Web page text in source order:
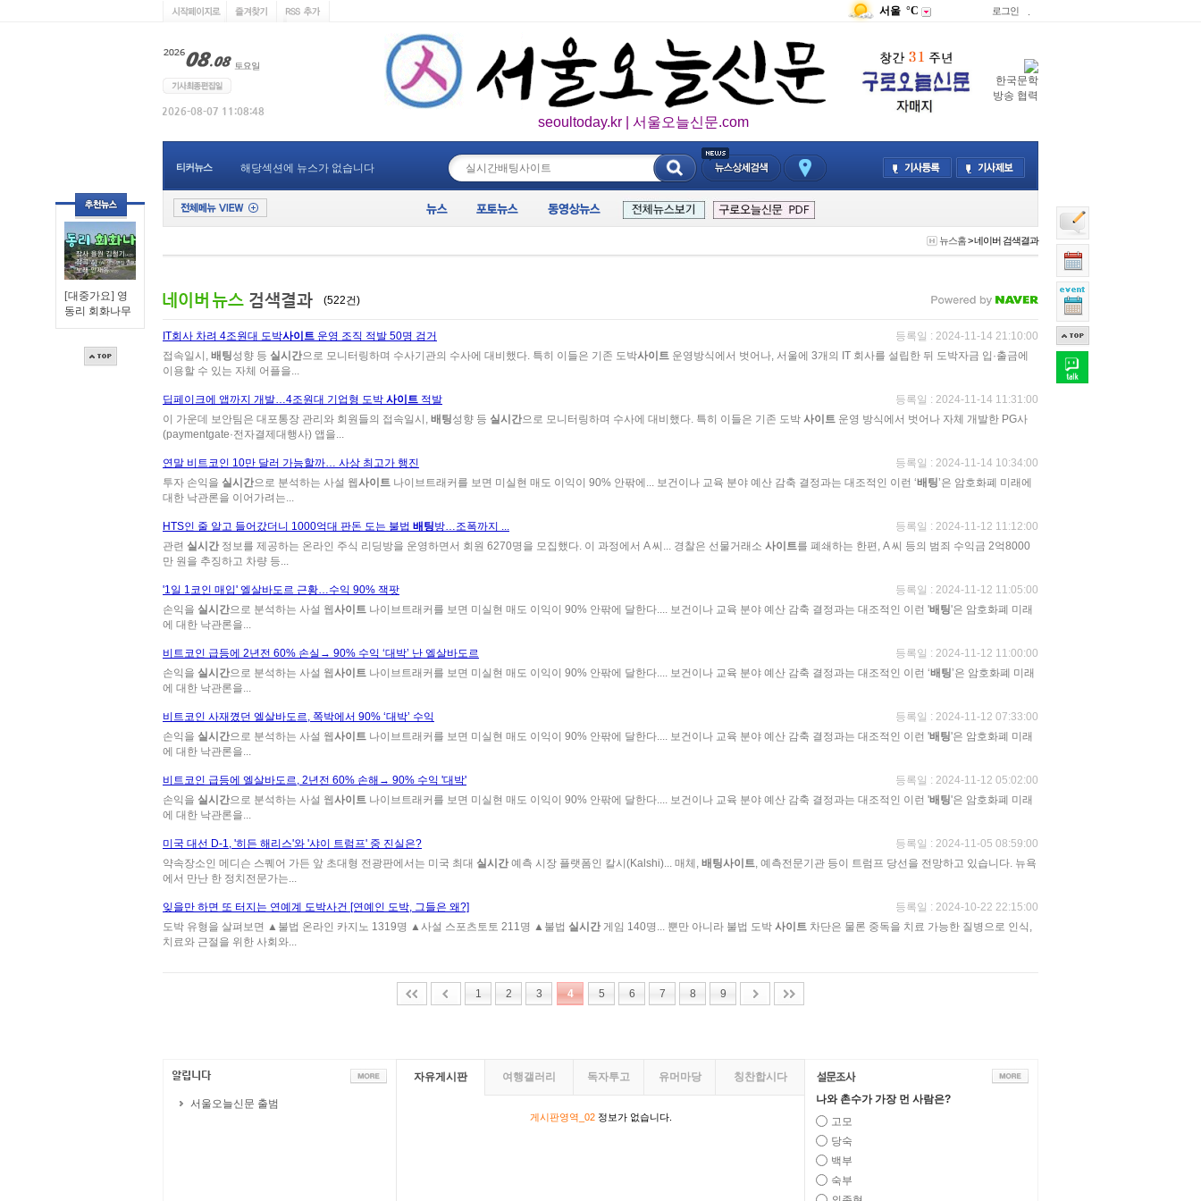
[대중가요] 영
동리 회화나무
서울 °C 로그인
seoultoday.kr | 서울오늘신문.com
한국문학
방송 협력
티커뉴스 해당섹션에 뉴스가 없습니다
뉴스홈>네이버 검색결과
(522건)
IT회사 차려 4조원대 도박사이트 운영 조직 적발 50명 검거
등록일 : 2024-11-14 21:10:00
접속일시, 배팅성향 등 실시간으로 모니터링하며 수사기관의 수사에 대비했다. 특히 이들은 기존 도박사이트 운영방식에서 벗어나, 서울에 3개의 IT 회사를 설립한 뒤 도박자금 입·출금에
이용할 수 있는 자체 어플을...
딥페이크에 앱까지 개발…4조원대 기업형 도박 사이트 적발
등록일 : 2024-11-14 11:31:00
이 가운데 보안팀은 대포통장 관리와 회원들의 접속일시, 배팅성향 등 실시간으로 모니터링하며 수사에 대비했다. 특히 이들은 기존 도박 사이트 운영 방식에서 벗어나 자체 개발한 PG사
(paymentgate·전자결제대행사) 앱을...
연말 비트코인 10만 달러 가능할까… 사상 최고가 행진
등록일 : 2024-11-14 10:34:00
투자 손익을 실시간으로 분석하는 사설 웹사이트 나이브트래커를 보면 미실현 매도 이익이 90% 안팎에... 보건이나 교육 분야 예산 감축 결정과는 대조적인 이런 ‘배팅’은 암호화폐 미래에
대한 낙관론을 이어가려는...
HTS인 줄 알고 들어갔더니 1000억대 판돈 도는 불법 배팅방…조폭까지 ...
등록일 : 2024-11-12 11:12:00
관련 실시간 정보를 제공하는 온라인 주식 리딩방을 운영하면서 회원 6270명을 모집했다. 이 과정에서 A 씨... 경찰은 선물거래소 사이트를 폐쇄하는 한편, A 씨 등의 범죄 수익금 2억8000
만 원을 추징하고 차량 등...
'1일 1코인 매입' 엘살바도르 근황…수익 90% 잭팟
등록일 : 2024-11-12 11:05:00
손익을 실시간으로 분석하는 사설 웹사이트 나이브트래커를 보면 미실현 매도 이익이 90% 안팎에 달한다.... 보건이나 교육 분야 예산 감축 결정과는 대조적인 이런 '배팅'은 암호화폐 미래
에 대한 낙관론을...
비트코인 급등에 2년전 60% 손실→ 90% 수익 ‘대박’ 난 엘살바도르
등록일 : 2024-11-12 11:00:00
손익을 실시간으로 분석하는 사설 웹사이트 나이브트래커를 보면 미실현 매도 이익이 90% 안팎에 달한다.... 보건이나 교육 분야 예산 감축 결정과는 대조적인 이런 ‘배팅’은 암호화폐 미래
에 대한 낙관론을...
비트코인 사재꼈던 엘살바도르, 쪽박에서 90% ‘대박’ 수익
등록일 : 2024-11-12 07:33:00
손익을 실시간으로 분석하는 사설 웹사이트 나이브트래커를 보면 미실현 매도 이익이 90% 안팎에 달한다.... 보건이나 교육 분야 예산 감축 결정과는 대조적인 이런 '배팅'은 암호화폐 미래
에 대한 낙관론을...
비트코인 급등에 엘살바도르, 2년전 60% 손해→ 90% 수익 '대박'
등록일 : 2024-11-12 05:02:00
손익을 실시간으로 분석하는 사설 웹사이트 나이브트래커를 보면 미실현 매도 이익이 90% 안팎에 달한다.... 보건이나 교육 분야 예산 감축 결정과는 대조적인 이런 '배팅'은 암호화폐 미래
에 대한 낙관론을...
미국 대선 D-1, '히든 해리스'와 '샤이 트럼프' 중 진실은?
등록일 : 2024-11-05 08:59:00
약속장소인 메디슨 스퀘어 가든 앞 초대형 전광판에서는 미국 최대 실시간 예측 시장 플랫폼인 칼시(Kalshi)... 매체, 배팅사이트, 예측전문기관 등이 트럼프 당선을 전망하고 있습니다. 뉴욕
에서 만난 한 정치전문가는...
잊을만 하면 또 터지는 연예계 도박사건 [연예인 도박, 그들은 왜?]
등록일 : 2024-10-22 22:15:00
도박 유형을 살펴보면 ▲불법 온라인 카지노 1319명 ▲사설 스포츠토토 211명 ▲불법 실시간 게임 140명... 뿐만 아니라 불법 도박 사이트 차단은 물론 중독을 치료 가능한 질병으로 인식,
치료와 근절을 위한 사회와...
1 2 3 4 5 6 7 8 9
서울오늘신문 출범
자유게시판 여행갤러리 독자투고 유머마당 칭찬합시다
게시판영역_02정보가 없습니다.
나와 촌수가 가장 먼 사람은?
고모
당숙
백부
숙부